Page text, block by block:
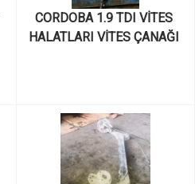
CORDOBA 1.9 TDI VİTES
HALATLARI VİTES ÇANAĞI